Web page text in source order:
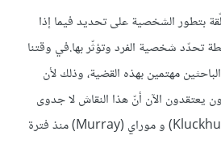
بتطور الشخصية على تحديد فيما إذا
تحدّد شخصية الفرد وتؤثّر بها.في وقتنا
مهتمين بهذه القضية، وذلك لأن
يعتقدون الآن أنّ هذا النقاش لا جدوى
منه. كما لاحظ كلوكون (Kluckhuhn) و موراي (Murray) منذ فترة